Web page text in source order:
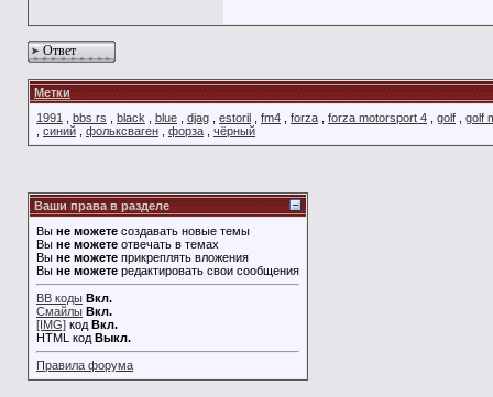
Ответ
Метки
1991
bbs rs black blue djag estoril fm4 forza forza motorsport 4 golf
golf
синий фольксваген форза чёрный
Ваши права в разделе
Вы не можете создавать новые темы
Вы не можете отвечать в темах
Вы не можете прикреплять вложения
Вы не можете редактировать свои сообщения
BB коды Вкл.
Смайлы Вкл.
[IMG] код Вкл.
HTML код Выкл.
Правила форума